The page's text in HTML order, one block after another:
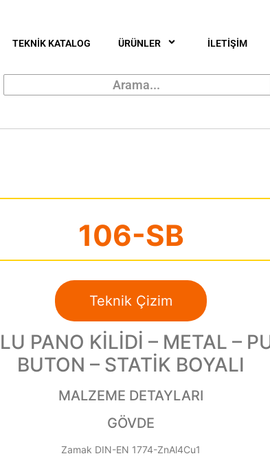
TEKNİK KATALOG ÜRÜNLER İLETİŞİM
106-SB
Teknik Çizim
PANO KİLİDİ – METAL –
BUTON – STATİK BOYALI
MALZEME DETAYLARI
GÖVDE
Zamak DIN-EN 1774-ZnAl4Cu1